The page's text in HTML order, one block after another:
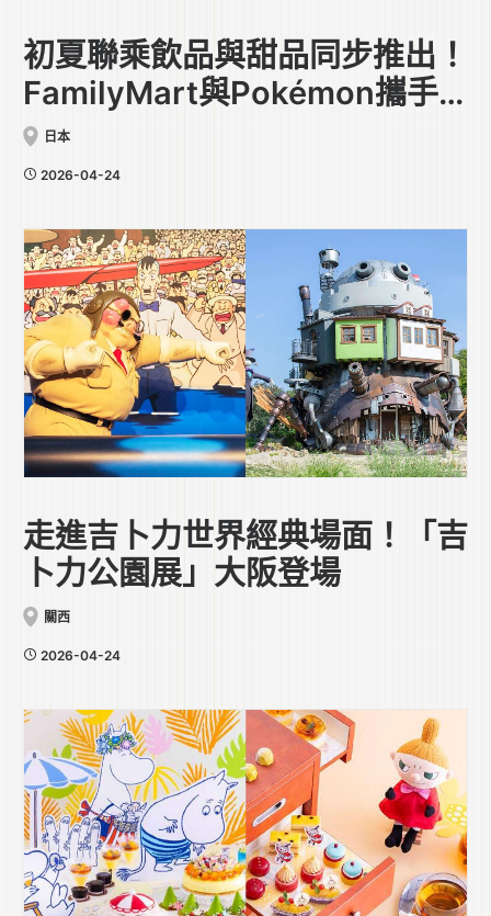
初夏聯乘飲品與甜品同步推出！
FamilyMart與Pokémon攜手
合作
日本
2026-04-24
走進吉卜力世界經典場面！「吉
卜力公園展」大阪登場
關西
2026-04-24